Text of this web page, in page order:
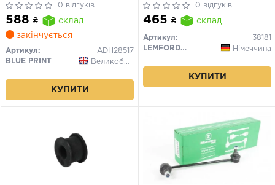
0 відгуків
588 ₴
склад
закінчується
Артикул:
ADH28517
BLUE PRINT
Великобританія
КУПИТИ
перед.мост з двох сторін
(Вир-во LEMFORDER)
0 відгуків
465 ₴ склад
Артикул:
38181
LEMFORDER
Німеччина
КУПИТИ